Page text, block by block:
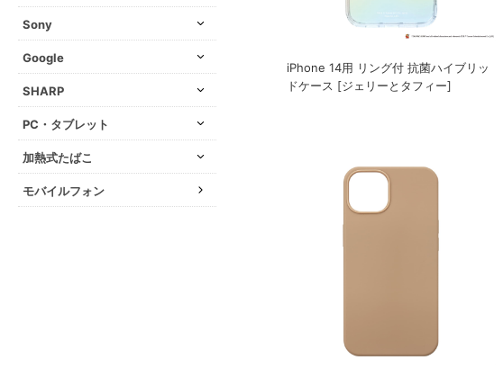
Sony
Google
SHARP
PC・タブレット
加熱式たばこ
モバイルフォン
iPhone 14用 リング付 抗菌ハイブリッ
ドケース [ジェリーとタフィー]